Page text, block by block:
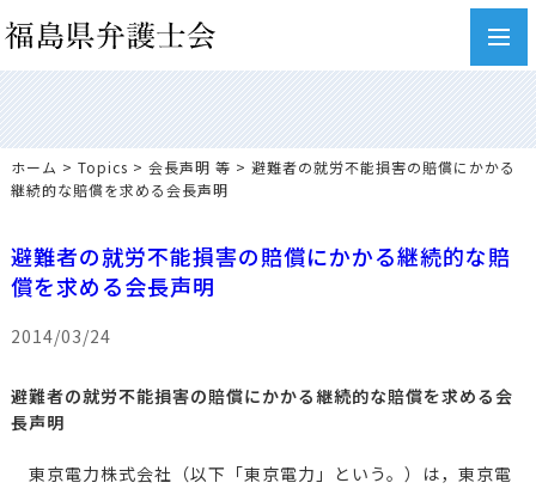
ホーム > Topics > 会長声明 等 > 避難者の就労不能損害の賠償にかかる
継続的な賠償を求める会長声明
避難者の就労不能損害の賠償にかかる継続的な賠
償を求める会長声明
2014/03/24
避難者の就労不能損害の賠償にかかる継続的な賠償を求める会
長声明
東京電力株式会社（以下「東京電力」という。）は，東京電